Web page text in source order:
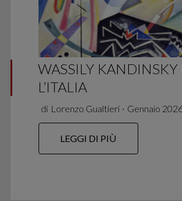
WASSILY KANDINSKY
L’ITALIA
di Lorenzo Gualtieri ∙ Gennaio
LEGGI DI PIÙ